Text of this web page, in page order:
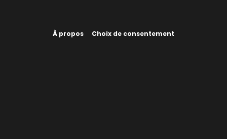
À propos Choix de consentement